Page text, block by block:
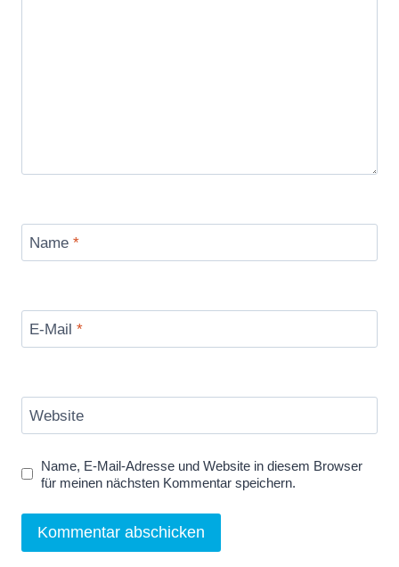
Name *
E-Mail *
Website
Name, E-Mail-Adresse und Website in diesem Browser
für meinen nächsten Kommentar speichern.